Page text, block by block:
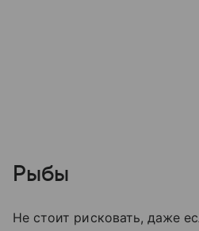
Рыбы
Не стоит рисковать, даже